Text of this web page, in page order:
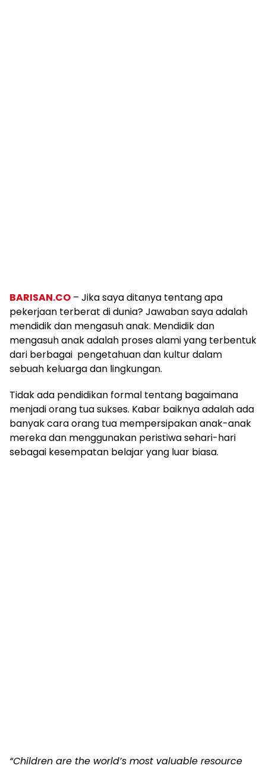
BARISAN.CO – Jika saya ditanya tentang apa
pekerjaan terberat di dunia? Jawaban saya adalah
mendidik dan mengasuh anak. Mendidik dan
mengasuh anak adalah proses alami yang terbentuk
dari berbagai pengetahuan dan kultur dalam
sebuah keluarga dan lingkungan.
Tidak ada pendidikan formal tentang bagaimana
menjadi orang tua sukses. Kabar baiknya adalah ada
banyak cara orang tua mempersipakan anak-anak
mereka dan menggunakan peristiwa sehari-hari
sebagai kesempatan belajar yang luar biasa.
“Children are the world’s most valuable resource